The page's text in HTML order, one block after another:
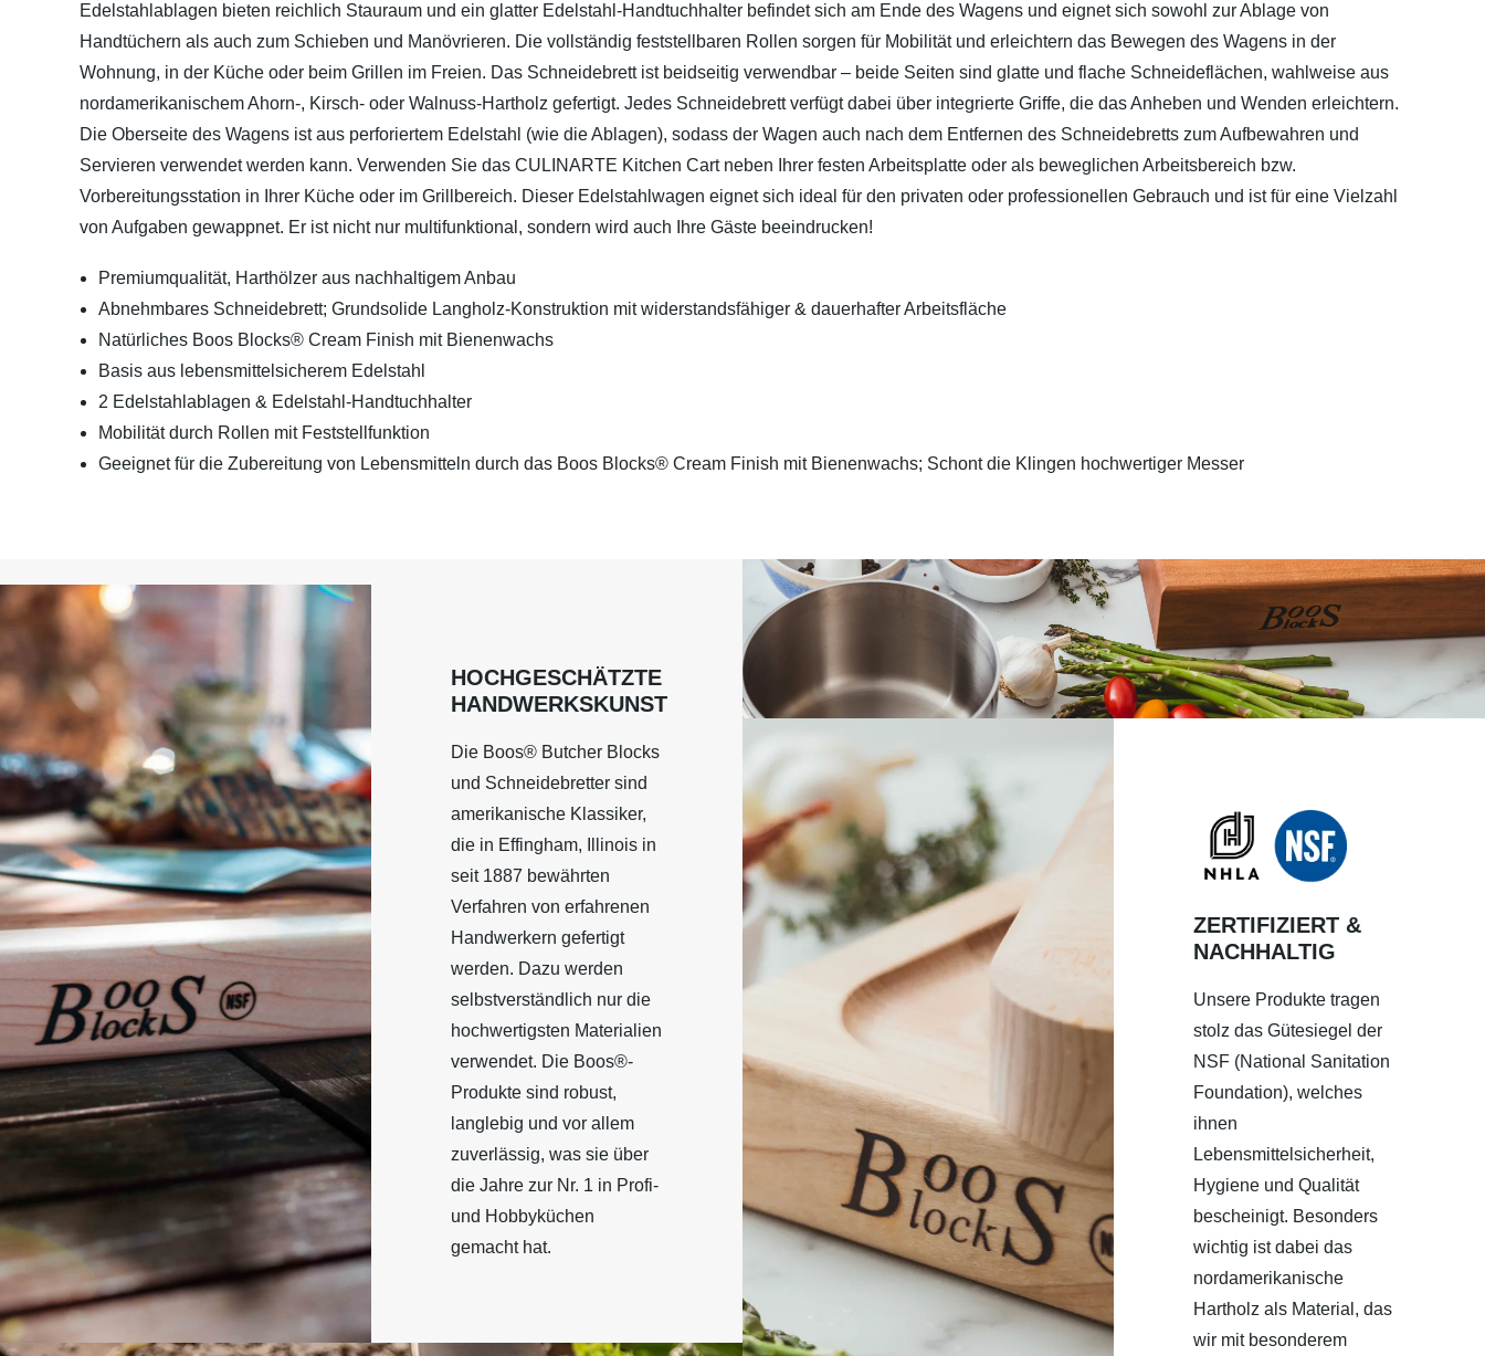
Edelstahlablagen bieten reichlich Stauraum und ein glatter Edelstahl-Handtuchhalter befindet sich am Ende des Wagens und eignet sich sowohl zur Ablage von
Handtüchern als auch zum Schieben und Manövrieren. Die vollständig feststellbaren Rollen sorgen für Mobilität und erleichtern das Bewegen des Wagens in der
Wohnung, in der Küche oder beim Grillen im Freien. Das Schneidebrett ist beidseitig verwendbar – beide Seiten sind glatte und flache Schneideflächen, wahlweise aus
nordamerikanischem Ahorn-, Kirsch- oder Walnuss-Hartholz gefertigt. Jedes Schneidebrett verfügt dabei über integrierte Griffe, die das Anheben und Wenden erleichtern.
Die Oberseite des Wagens ist aus perforiertem Edelstahl (wie die Ablagen), sodass der Wagen auch nach dem Entfernen des Schneidebretts zum Aufbewahren und
Servieren verwendet werden kann. Verwenden Sie das CULINARTE Kitchen Cart neben Ihrer festen Arbeitsplatte oder als beweglichen Arbeitsbereich bzw.
Vorbereitungsstation in Ihrer Küche oder im Grillbereich. Dieser Edelstahlwagen eignet sich ideal für den privaten oder professionellen Gebrauch und ist für eine Vielzahl
von Aufgaben gewappnet. Er ist nicht nur multifunktional, sondern wird auch Ihre Gäste beeindrucken!
Premiumqualität, Harthölzer aus nachhaltigem Anbau
Abnehmbares Schneidebrett; Grundsolide Langholz-Konstruktion mit widerstandsfähiger & dauerhafter Arbeitsfläche
Natürliches Boos Blocks® Cream Finish mit Bienenwachs
Basis aus lebensmittelsicherem Edelstahl
2 Edelstahlablagen & Edelstahl-Handtuchhalter
Mobilität durch Rollen mit Feststellfunktion
Geeignet für die Zubereitung von Lebensmitteln durch das Boos Blocks® Cream Finish mit Bienenwachs; Schont die Klingen hochwertiger Messer
HOCHGESCHÄTZTE
HANDWERKSKUNST
Die Boos® Butcher Blocks
und Schneidebretter sind
amerikanische Klassiker,
die in Effingham, Illinois in
seit 1887 bewährten
Verfahren von erfahrenen
Handwerkern gefertigt
werden. Dazu werden
selbstverständlich nur die
hochwertigsten Materialien
verwendet. Die Boos®-
Produkte sind robust,
langlebig und vor allem
zuverlässig, was sie über
die Jahre zur Nr. 1 in Profi-
und Hobbyküchen
gemacht hat.
ZERTIFIZIERT &
NACHHALTIG
Unsere Produkte tragen
stolz das Gütesiegel der
NSF (National Sanitation
Foundation), welches
ihnen
Lebensmittelsicherheit,
Hygiene und Qualität
bescheinigt. Besonders
wichtig ist dabei das
nordamerikanische
Hartholz als Material, das
wir mit besonderem